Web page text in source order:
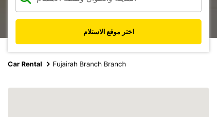
اختر موقع الاستلام
Car Rental Fujairah Branch Branch